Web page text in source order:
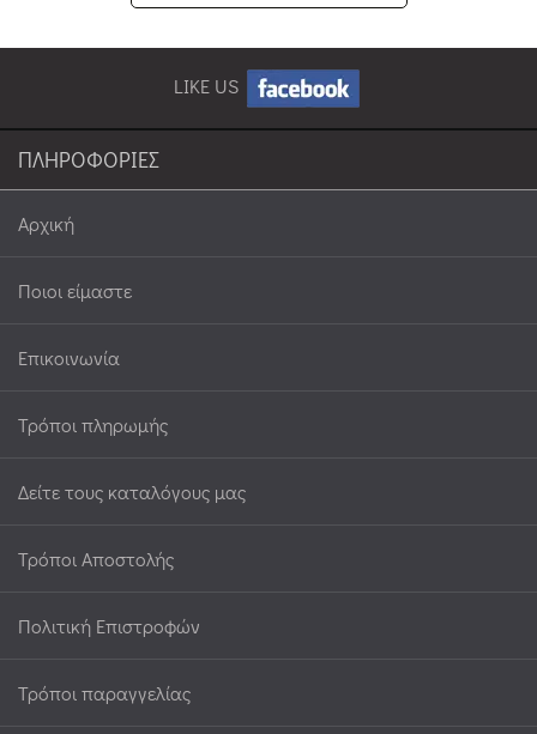
LIKE US
ΠΛΗΡΟΦΟΡΙΕΣ
Αρχική
Ποιοι είμαστε
Επικοινωνία
Τρόποι πληρωμής
Δείτε τους καταλόγους μας
Τρόποι Αποστολής
Πολιτική Επιστροφών
Τρόποι παραγγελίας